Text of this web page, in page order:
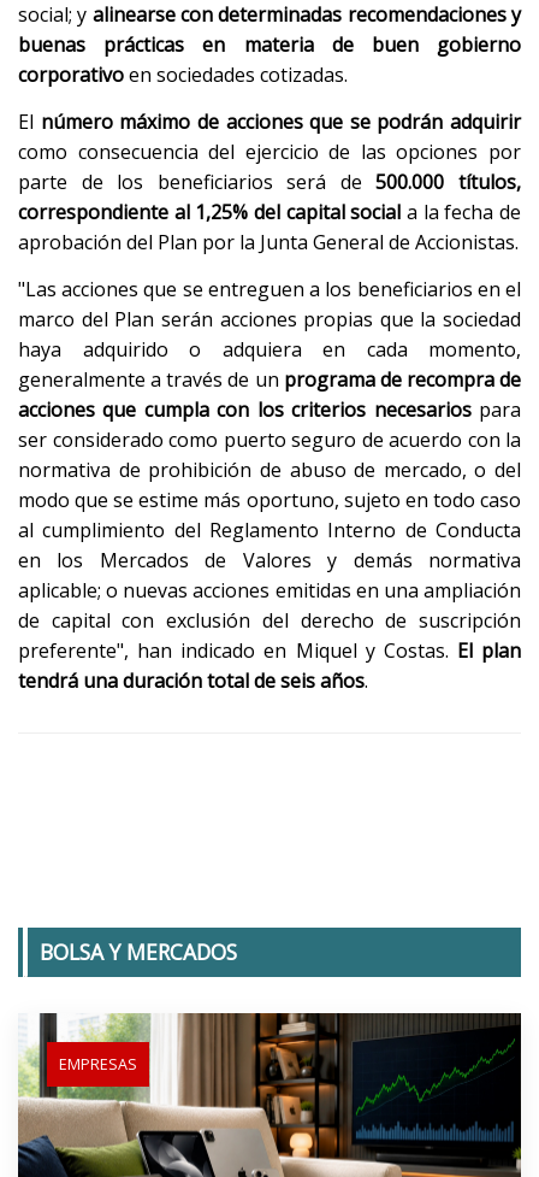
social; y alinearse con determinadas recomendaciones y
buenas prácticas en materia de buen gobierno
corporativoen sociedades cotizadas.
El número máximo de acciones que se podrán adquirir
como consecuencia del ejercicio de las opciones por
parte de los beneficiarios será de500.000 títulos,
correspondiente al 1,25% del capital social a la fecha de
aprobación del Plan por la Junta General de Accionistas.
"Las acciones que se entreguen a los beneficiarios en el
marco del Plan serán acciones propias que la sociedad
haya adquirido o adquiera en cada momento,
generalmente a través de un programa de recompra de
acciones que cumpla con los criterios necesariospara
ser considerado como puerto seguro de acuerdo con la
normativa de prohibición de abuso de mercado, o del
modo que se estime más oportuno, sujeto en todo caso
al cumplimiento del Reglamento Interno de Conducta
en los Mercados de Valores y demás normativa
aplicable; o nuevas acciones emitidas en una ampliación
de capital con exclusión del derecho de suscripción
preferente", han indicado en Miquel y Costas. El plan
tendrá una duración total de seis años.
BOLSA Y MERCADOS
EMPRESAS